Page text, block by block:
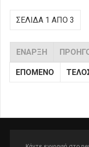
ΣΕΛΊΔΑ 1 ΑΠΌ 3
ΈΝΑΡΞΗ
ΕΠΌΜΕΝΟ